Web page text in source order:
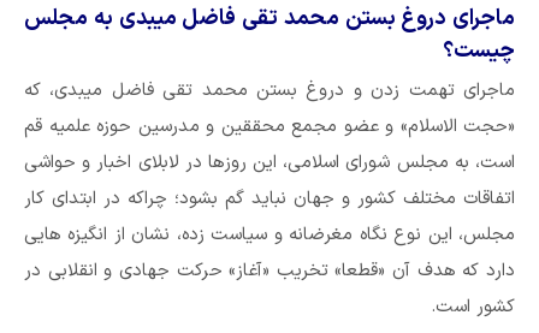
ماجرای دروغ بستن محمد تقی فاضل میبدی به مجلس
چیست؟
ماجرای تهمت زدن و دروغ بستن محمد تقی فاضل میبدی، که
«حجت الاسلام» و عضو مجمع محققین و مدرسین حوزه علمیه قم
است، به مجلس شورای اسلامی، این روزها در لابلای اخبار و حواشی
اتفاقات مختلف کشور و جهان نباید گم بشود؛ چراکه در ابتدای کار
مجلس، این نوع نگاه مغرضانه و سیاست زده، نشان از انگیزه هایی
دارد که هدف آن «قطعا» تخریب «آغاز» حرکت جهادی و انقلابی در
کشور است.